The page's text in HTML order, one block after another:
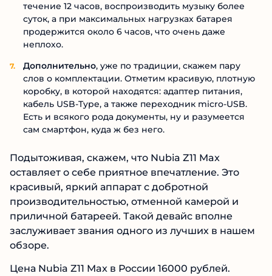
течение 12 часов, воспроизводить музыку более
суток, а при максимальных нагрузках батарея
продержится около 6 часов, что очень даже
неплохо.
Дополнительно, уже по традиции, скажем пару
слов о комплектации. Отметим красивую, плотную
коробку, в которой находятся: адаптер питания,
кабель USB-Type, а также переходник micro-USB.
Есть и всякого рода документы, ну и разумеется
сам смартфон, куда ж без него.
Подытоживая, скажем, что Nubia Z11 Max
оставляет о себе приятное впечатление. Это
красивый, яркий аппарат с добротной
производительностью, отменной камерой и
приличной батареей. Такой девайс вполне
заслуживает звания одного из лучших в нашем
обзоре.
Цена Nubia Z11 Max в России 16000 рублей.